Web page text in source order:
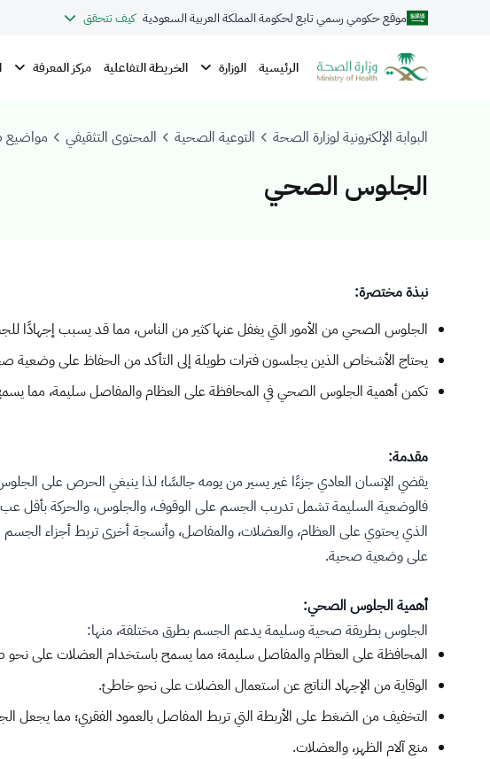
موقع حكومي رسمي تابع لحكومة المملكة العربية السعودية كيف تتحقق
الرئيسية الوزارة الخريطة التفاعلية مركز المعرفة
البوابة الإلكترونية لوزارة الصحة التوعية الصحية المحتوى التثقيفي مواضيع
الجلوس الصحي
​نبذة مختصرة:
​الجلوس الصحي من الأمور التي يغفل عنها كثير من الناس، مما قد يسبب إجهادًا
يحتاج الأشخاص الذين يجلسون فترات طويلة إلى التأكد من الحفاظ على وضعية
تكمن أهمية الجلوس الصحي في المحافظة على العظام والمفاصل سليمة، مما
مقدمة:
يقضي الإنسان العادي جزءًا غير يسير من يومه جالسًا؛ لذا ينبغي الحرص على
فالوضعية السليمة تشمل تدريب الجسم على الوقوف، والجلوس، والحركة بأقل
الذي يحتوي على العظام، والعضلات، والمفاصل، وأنسجة أخرى تربط أجزاء
على وضعية صحية.
أهمية الجلوس الصحي:
الجلوس بطريقة صحية وسليمة يدعم الجسم بطرق مختلفة، منها:
​المحافظة على العظام والمفاصل سليمة؛ مما يسمح باستخدام العضلات على
الوقاية من الإجهاد الناتج عن استعمال العضلات على نحو خاطئ.
التخفيف من الضغط على الأربطة التي تربط المفاصل بالعمود الفقري؛ مما يجعل
منع آلام الظهر، والعضلات.